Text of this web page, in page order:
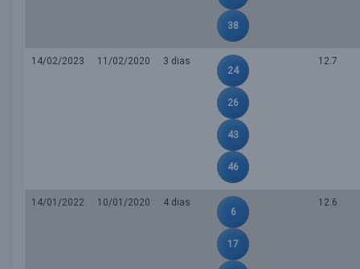
38
14/02/2023 11/02/2020
3 dias
24
26
43
46
12.7
14/01/2022 10/01/2020
4 dias
6
17
12.6